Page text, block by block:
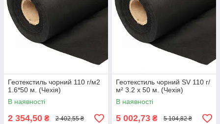
Геотекстиль чорний 110 г/м2
1.6*50 м. (Чехія)
В наявності
2 354,50 ₴ 2 402,55 ₴
Геотекстиль чорний SV 110 г/
м² 3.2 x 50 м. (Чехія)
В наявності
5 002,73 ₴ 5 104,82 ₴